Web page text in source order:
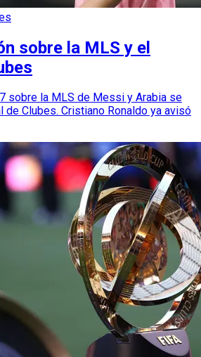
sobre la MLS y el
sobre la MLS de Messi y Arabia se
de Clubes. Cristiano Ronaldo ya avisó